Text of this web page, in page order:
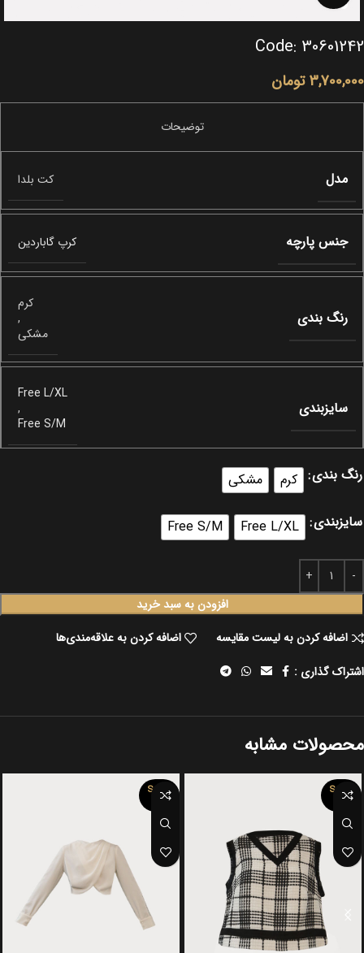
Code: 30601242
3,700,000 تومان
مدل کت بلدا
جنس پارچه کرپ گاباردین
رنگ بندی
کرم
,
مشکی
سایزبندی
Free L/XL
,
Free S/M
رنگ بندی کرم مشکی
سایزبندی Free L/XL
Free S/M
افزودن به سبد خرید
اضافه کردن به لیست مقایسه
اضافه کردن به علاقه‌مندی‌ها
اشتراک گذاری :
محصولات مشابه
SOLD
OUT
SOLD
OUT